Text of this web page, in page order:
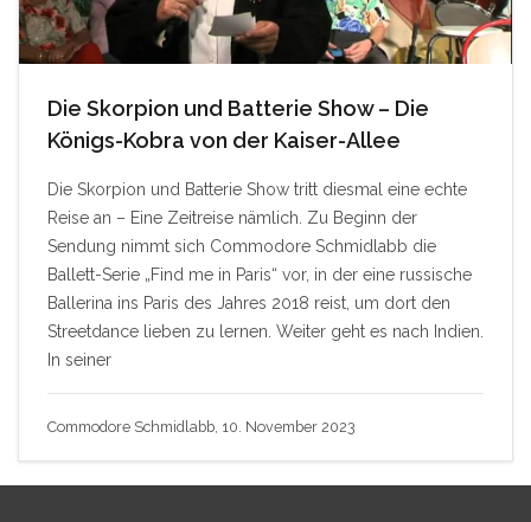
Die Skorpion und Batterie Show – Die
Königs-Kobra von der Kaiser-Allee
Die Skorpion und Batterie Show tritt diesmal eine echte
Reise an – Eine Zeitreise nämlich. Zu Beginn der
Sendung nimmt sich Commodore Schmidlabb die
Ballett-Serie „Find me in Paris“ vor, in der eine russische
Ballerina ins Paris des Jahres 2018 reist, um dort den
Streetdance lieben zu lernen. Weiter geht es nach Indien.
In seiner
Commodore Schmidlabb, 10. November 2023